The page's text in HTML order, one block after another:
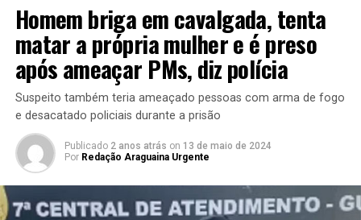
Homem briga em cavalgada, tenta
matar a própria mulher e é preso
após ameaçar PMs, diz polícia
Suspeito também teria ameaçado pessoas com arma de fogo
e desacatado policiais durante a prisão
Publicado 2 anos atrás on 13 de maio de 2024
Por Redação Araguaina Urgente